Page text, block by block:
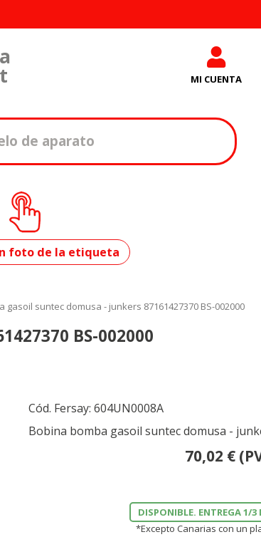
MI CUENTA
foto de la etiqueta
gasoil suntec domusa - junkers 87161427370 BS-002000
BS-002000
Cód. Fersay: 604UN0008A
Bobina bomba gasoil suntec domusa -
70,02 €
DISPONIBLE. ENTREGA 1/
*Excepto Canarias con un